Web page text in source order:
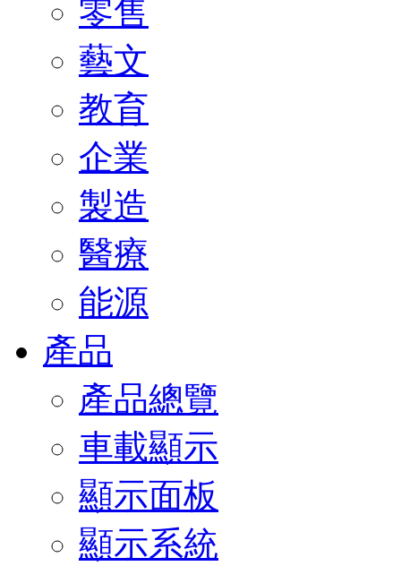
零售
藝文
教育
企業
製造
醫療
能源
產品
產品總覽
車載顯示
顯示面板
顯示系統